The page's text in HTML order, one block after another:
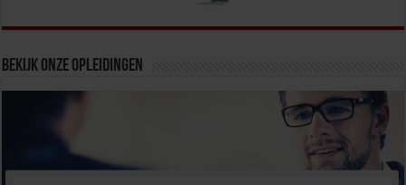
Bekijk onze opleidingen